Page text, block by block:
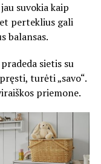
suvokia kaip
perteklius gali
balansas.
sietis su
turėti „savo“.
priemone.